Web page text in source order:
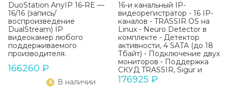
DuoStation AnyIP 16-RE —
16/16 (запись/
воспроизведение
DualStream) IP
видеокамер любого
поддерживаемого
производителя.
166260 ₽
В наличии
16-и канальный IP-
видеорегистратор - 16 IP-
каналов - TRASSIR OS на
Linux - Neuro Detector в
комплекте - Детектор
активности, 4 SATA (до 18
Тбайт) - Подключение двух
мониторов - Поддержка
СКУД TRASSIR, Sigur и
«Орион»
176925 ₽